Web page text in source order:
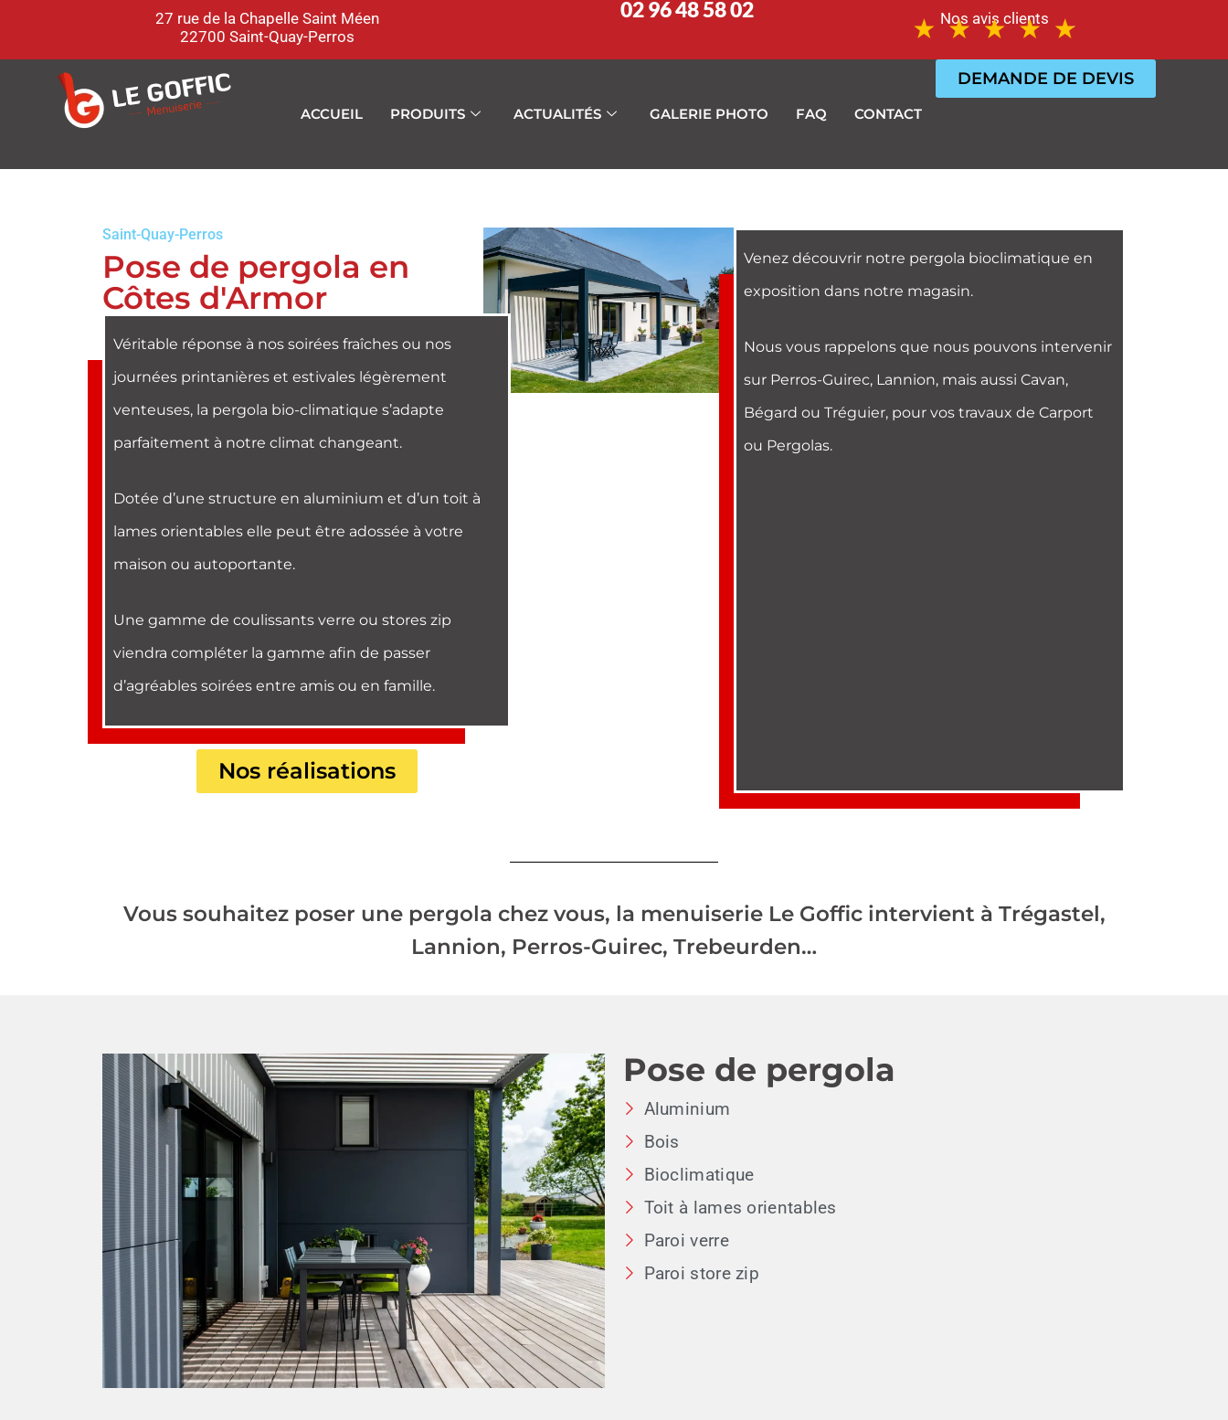
27 rue de la Chapelle Saint Méen
22700 Saint-Quay-Perros
02 96 48 58 02 Nos avis clients
ACCUEIL PRODUITS ACTUALITÉS GALERIE PHOTO FAQ CONTACT
DEMANDE DE DEVIS
Saint-Quay-Perros
Pose de pergola en
Côtes d'Armor
Véritable réponse à nos soirées fraîches ou nos
journées printanières et estivales légèrement
venteuses, la pergola bio-climatique s’adapte
parfaitement à notre climat changeant.
Dotée d’une structure en aluminium et d’un toit à
lames orientables elle peut être adossée à votre
maison ou autoportante.
Une gamme de coulissants verre ou stores zip
viendra compléter la gamme afin de passer
d’agréables soirées entre amis ou en famille.
Nos réalisations
Venez découvrir notre pergola bioclimatique en
exposition dans notre magasin.
Nous vous rappelons que nous pouvons intervenir
sur Perros-Guirec, Lannion, mais aussi Cavan,
Bégard ou Tréguier, pour vos travaux de Carport
ou Pergolas.
Vous souhaitez poser une pergola chez vous, la menuiserie Le Goffic intervient à Trégastel,
Lannion, Perros-Guirec, Trebeurden…
Pose de pergola
Aluminium
Bois
Bioclimatique
Toit à lames orientables
Paroi verre
Paroi store zip